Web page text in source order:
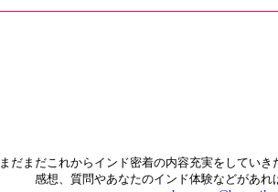
まだまだこれからインド密着の内容充実をしてい
感想、質問やあなたのインド体験などがあれ